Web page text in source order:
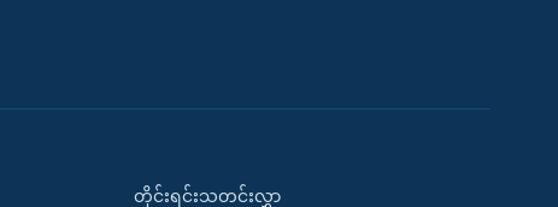
တိုင်းရင်းသတင်းလွှာ